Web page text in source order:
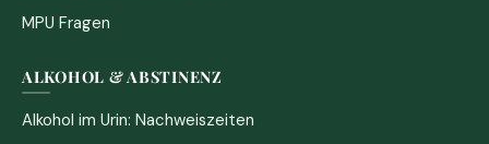
MPU Fragen
ALKOHOL & ABSTINENZ
Alkohol im Urin: Nachweiszeiten